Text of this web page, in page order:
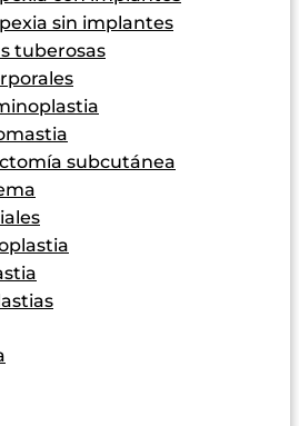
sin implantes
tuberosas
subcutánea